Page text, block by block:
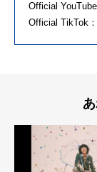
Official YouTube
Official TikTok：